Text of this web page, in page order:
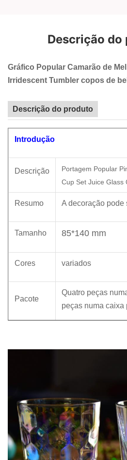
Descrição do
Gráfico Popular Camarão de
Irridescent Tumbler copos de
Descrição do produto
Introdução
Descrição
Portagem Popular
Cup Set Juice Glass
Resumo A decoração pode
Tamanho 85*140 mm
Cores variados
Pacote
Quatro peças
peças numa caixa
Nossa empresa e fábrica
controle de qualidade. Nós
qualidade com um preço